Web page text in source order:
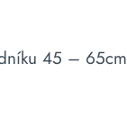
45 – 65cm